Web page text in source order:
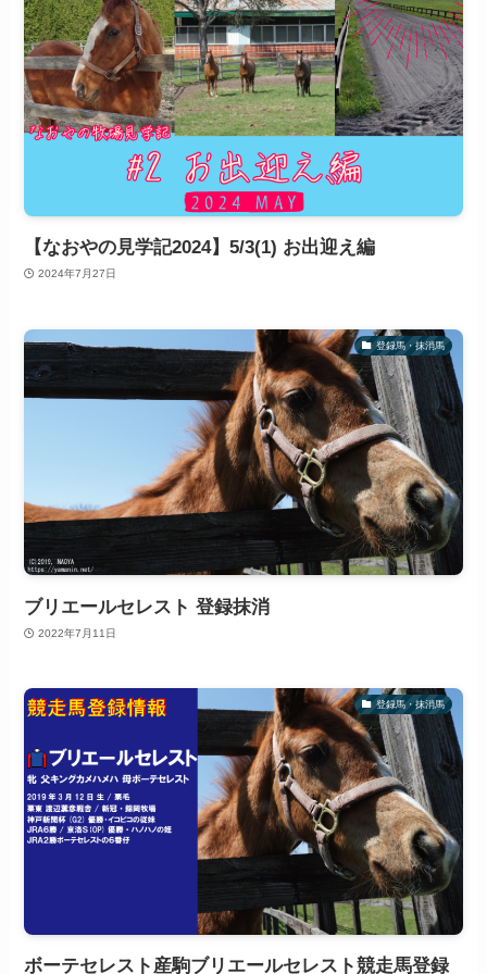
【なおやの見学記2024】5/3(1) お出迎え編
2024年7月27日
登録馬・抹消馬
ブリエールセレスト 登録抹消
2022年7月11日
登録馬・抹消馬
ボーテセレスト産駒ブリエールセレスト競走馬登録